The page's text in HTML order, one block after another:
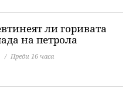
ли горивата
на петрола
Преди 16 часа